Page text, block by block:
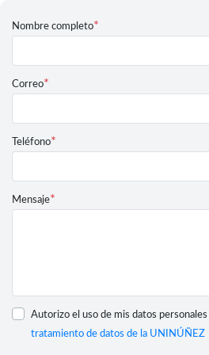
Nombre completo*
Correo*
Teléfono*
Mensaje*
Autorizo el uso de mis datos personales
tratamiento de datos de la UNINÚÑEZ